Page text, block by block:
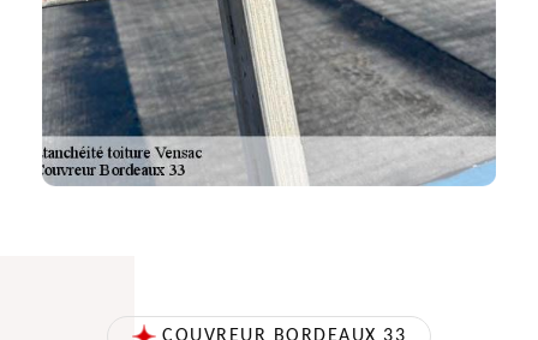
COUVREUR BORDEAUX 33